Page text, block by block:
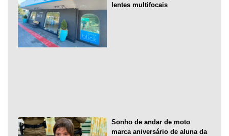
lentes multifocais
Sonho de andar de moto
marca aniversário de aluna da